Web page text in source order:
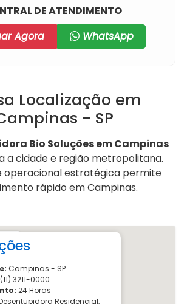
DE ATENDIMENTO
Agora
WhatsApp
Localização em
- SP
Bio Soluções em Campinas
a cidade e região metropolitana.
operacional estratégica permite
rápido em Campinas.
Campinas - SP
(11) 3211-0000
24 Horas
Residencial,